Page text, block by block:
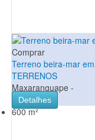
Comprar
Terreno beira-mar
TERRENOS
Maxaranguape -
Detalhes
600 m²